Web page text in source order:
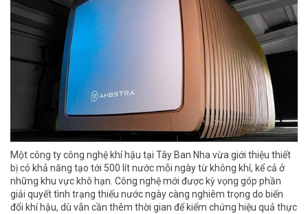
Một công ty công nghệ khí hậu tại Tây Ban Nha vừa giới thiệu thiết
bị có khả năng tạo tới 500 lít nước mỗi ngày từ không khí, kể cả ở
những khu vực khô hạn. Công nghệ mới được kỳ vọng góp phần
giải quyết tình trạng thiếu nước ngày càng nghiêm trọng do biến
đổi khí hậu, dù vẫn cần thêm thời gian để kiểm chứng hiệu quả thực